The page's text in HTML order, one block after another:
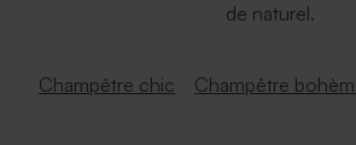
de naturel.
Champêtre chic Champêtre